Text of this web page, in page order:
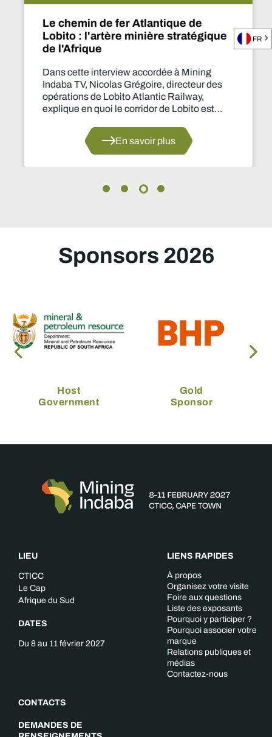
Le chemin de fer Atlantique de
Lobito : l'artère minière stratégique
de l'Afrique
Dans cette interview accordée à Mining
Indaba TV, Nicolas Grégoire, directeur des
opérations de Lobito Atlantic Railway,
explique en quoi le corridor de Lobito est
secteur minier africain.
En savoir plus
Sponsors 2026
Host
Government
Gold
Sponsor
LIEU
CTICC
Le Cap
Afrique du Sud
DATES
Du 8 au 11 février 2027
CONTACTS
DEMANDES DE
LIENS RAPIDES
À propos
Organisez votre visite
Foire aux questions
Liste des exposants
Pourquoi y participer ?
Pourquoi associer votre
marque
Relations publiques et
médias
Contactez-nous
FR